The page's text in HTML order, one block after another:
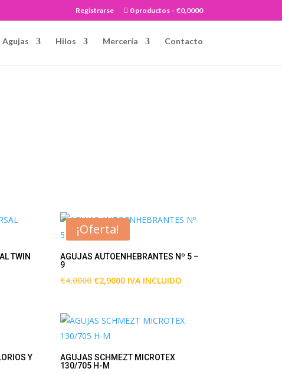
Registrarse 0 productos €0,0000
Agujas Hilos Mercería Contacto
TWIN
¡Oferta!
AGUJAS AUTOENHEBRANTES Nº 5 –
9
€4,0000 El
era:
€4,0000.
€2,9000El
es:
IVA INCLUIDO
Y
AGUJAS SCHMEZT MICROTEX
130/705 H-M